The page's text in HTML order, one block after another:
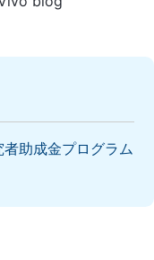
助成金プログラム